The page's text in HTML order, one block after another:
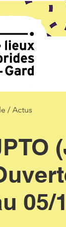
/ Actus
05/